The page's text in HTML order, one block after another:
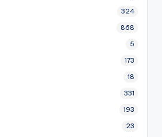
324
868
5
173
18
331
193
23